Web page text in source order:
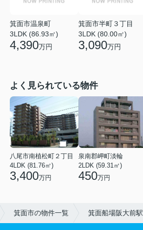
箕面市温泉町
3LDK (86.93㎡)
4,390万円
箕面市半町３丁目
3LDK (80.00㎡)
3,090万円
よく見られている物件
八尾市南植松町２丁目
4LDK (81.76㎡)
3,400万円
泉南郡岬町淡輪
2LDK (59.31㎡)
450万円
箕面市の物件一覧 箕面船場阪大前駅